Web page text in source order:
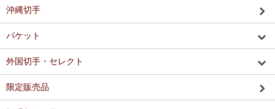
沖縄切手
パケット
外国切手・セレクト
限定販売品